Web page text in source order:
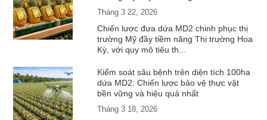
Tháng 3 22, 2026
Chiến lược đưa dứa MD2 chinh phục thị
trường Mỹ đầy tiềm năng Thị trường Hoa
Kỳ, với quy mô tiêu th...
Kiểm soát sâu bệnh trên diện tích 100ha
dứa MD2: Chiến lược bảo vệ thực vật
bền vững và hiệu quả nhất
Tháng 3 18, 2026